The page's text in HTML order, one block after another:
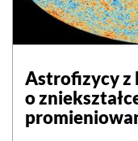
Astrofizycy z
o